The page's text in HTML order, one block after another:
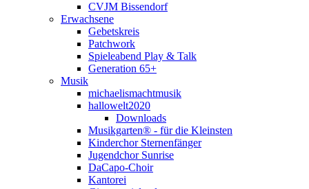
CVJM Bissendorf
Erwachsene
Gebetskreis
Patchwork
Spieleabend Play & Talk
Generation 65+
Musik
michaelismachtmusik
hallowelt2020
Downloads
Musikgarten® - für die Kleinsten
Kinderchor Sternenfänger
Jugendchor Sunrise
DaCapo-Choir
Kantorei